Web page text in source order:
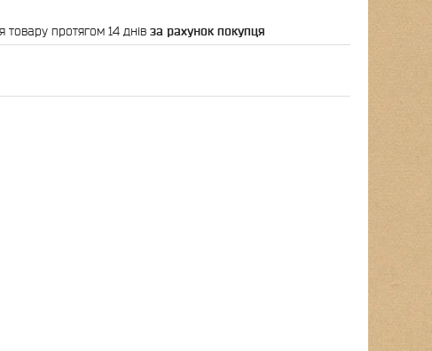
товару протягом 14 днів за рахунок покупця